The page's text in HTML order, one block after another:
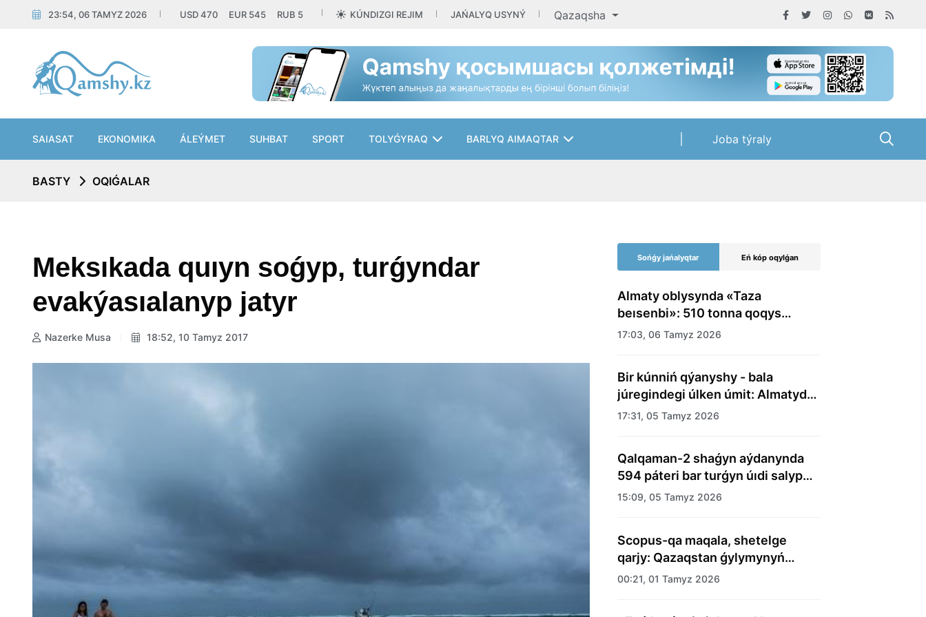
23:54, 06 TAMYZ 2026 USD470 EUR 545 RUB 5 KÚNDIZGI REJIM JAŃALYQ USYNÝ Qazaqsha
SAIASAT EKONOMIKA ÁLEÝMET SUHBAT SPORT TOLYǴYRAQ BARLYQ AIMAQTAR Joba týraly
BASTY OQIǴALAR
Meksıkada quıyn soǵyp, turǵyndar
evakýasıalanyp jatyr
Nazerke Musa 18:52, 10 Tamyz 2017
Sońǵy jańalyqtar Eń kóp oqylǵan
Almaty oblysynda «Taza
beısenbi»: 510 tonna qoqys
shyǵaryldy
17:03, 06 Tamyz 2026
Bir kúnniń qýanyshy - bala
júregindegi úlken úmit: Almatyda
balalar úıiniń tárbıelenýshilerine
17:31, 05 Tamyz 2026
Qalqaman-2 shaǵyn aýdanynda
594 páteri bar turǵyn úıdi salyp
bitti
15:09, 05 Tamyz 2026
Scopus-qa maqala, shetelge
qarjy: Qazaqstan ǵylymynyń
esebi kimge kerek?
00:21, 01 Tamyz 2026